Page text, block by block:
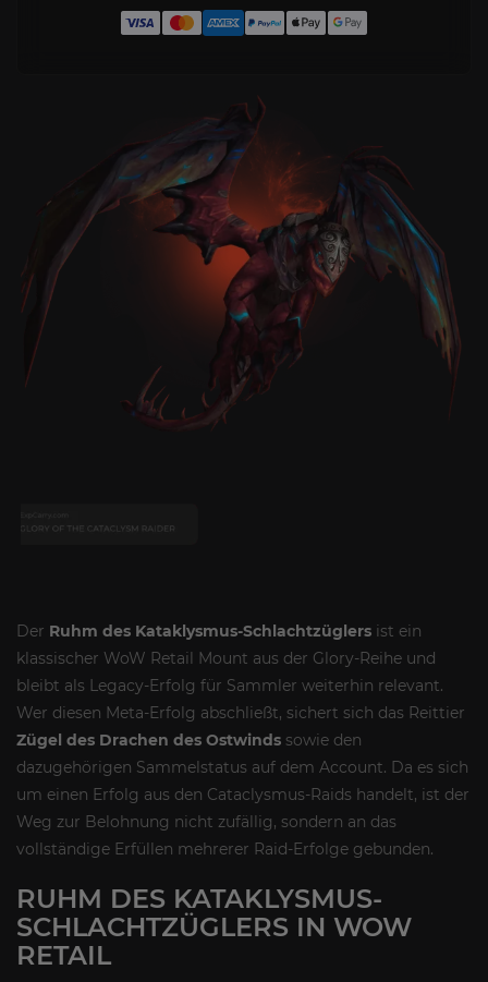
Der Ruhm des Kataklysmus-Schlachtzüglers ist ein
klassischer WoW Retail Mount aus der Glory-Reihe und
bleibt als Legacy-Erfolg für Sammler weiterhin relevant.
Wer diesen Meta-Erfolg abschließt, sichert sich das Reittier
Zügel des Drachen des Ostwinds sowie den
dazugehörigen Sammelstatus auf dem Account. Da es sich
um einen Erfolg aus den Cataclysmus-Raids handelt, ist der
Weg zur Belohnung nicht zufällig, sondern an das
vollständige Erfüllen mehrerer Raid-Erfolge gebunden.
RUHM DES KATAKLYSMUS-
SCHLACHTZÜGLERS IN WOW
RETAIL